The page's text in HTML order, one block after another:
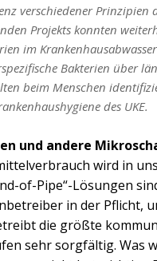
verschiedener
Projekts konnten
im
Bakterien über
beim Menschen
des UKE.
und andere
wird in
of-Pipe“-Lösungen
in der Pflicht,
die größte
sehr sorgfältig. Was